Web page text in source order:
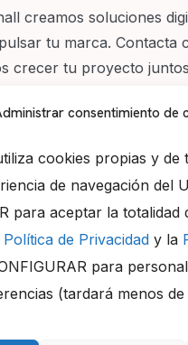
consentimiento de
cookies propias y
de navegación del
para aceptar la totalidad
Política de Privacidad y la
para
(tardará menos
creamos soluciones
tu marca. Contacta
crecer tu proyecto